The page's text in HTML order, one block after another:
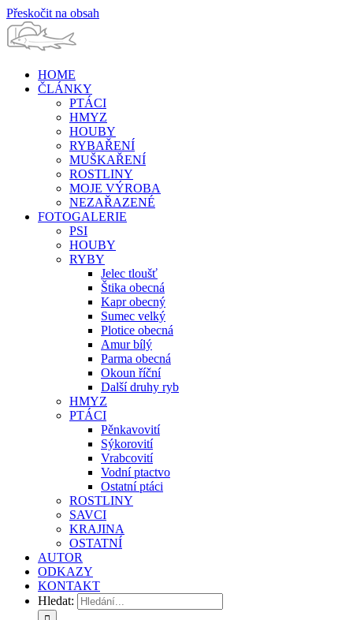
Přeskočit na obsah
HOME
ČLÁNKY
PTÁCI
HMYZ
HOUBY
RYBAŘENÍ
MUŠKAŘENÍ
ROSTLINY
MOJE VÝROBA
NEZAŘAZENÉ
FOTOGALERIE
PSI
HOUBY
RYBY
Jelec tloušť
Štika obecná
Kapr obecný
Sumec velký
Plotice obecná
Amur bílý
Parma obecná
Okoun říční
Další druhy ryb
HMYZ
PTÁCI
Pěnkavovití
Sýkorovití
Vrabcovití
Vodní ptactvo
Ostatní ptáci
ROSTLINY
SAVCI
KRAJINA
OSTATNÍ
AUTOR
ODKAZY
KONTAKT
Hledat: